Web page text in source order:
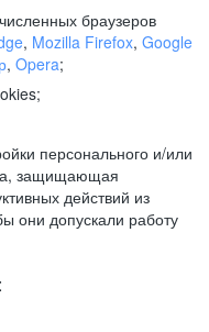
браузеров
, Mozilla Firefox, Google
, Opera;
персонального и/или
защищающая
действий из
они допускали работу